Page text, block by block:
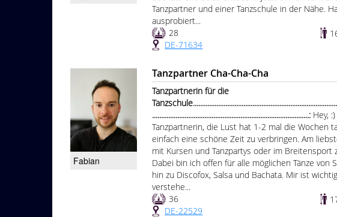
Tanzpartner und einer Tanzschule in der Nähe.
ausprobiert...
28
DE-71634
Fabian
Tanzpartner Cha-Cha-Cha
Tanzpartnerin für die
.......................................................................................: Hey,
Tanzpartnerin, die Lust hat 1-2 mal die Wochen
einfach eine schöne Zeit zu verbringen. Am
mit Kursen und Tanzpartys oder im Breitensport
Dabei bin ich offen für alle möglichen Tänze von
hin zu Discofox, Salsa und Bachata. Mir ist
verstehe...
36
DE-22529